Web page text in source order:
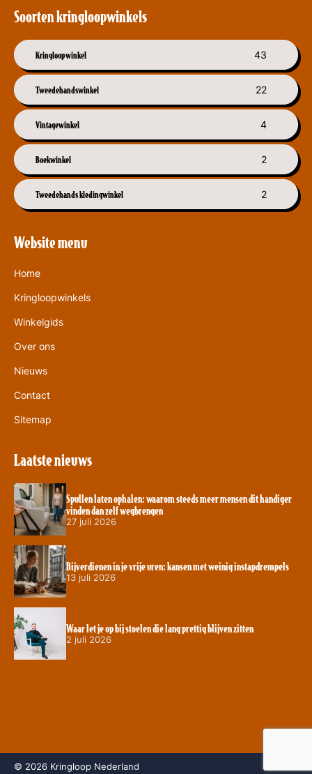
Soorten kringloopwinkels
Kringloopwinkel 43
Tweedehandswinkel 22
Vintagewinkel 4
Boekwinkel 2
Tweedehands kledingwinkel 2
Website menu
Home
Kringloopwinkels
Winkelgids
Over ons
Nieuws
Contact
Sitemap
Laatste nieuws
Spullen laten ophalen: waarom steeds meer mensen dit handiger
vinden dan zelf wegbrengen
27 juli 2026
Bijverdienen in je vrije uren: kansen met weinig instapdrempels
13 juli 2026
Waar let je op bij stoelen die lang prettig blijven zitten
2 juli 2026
© 2026 Kringloop Nederland